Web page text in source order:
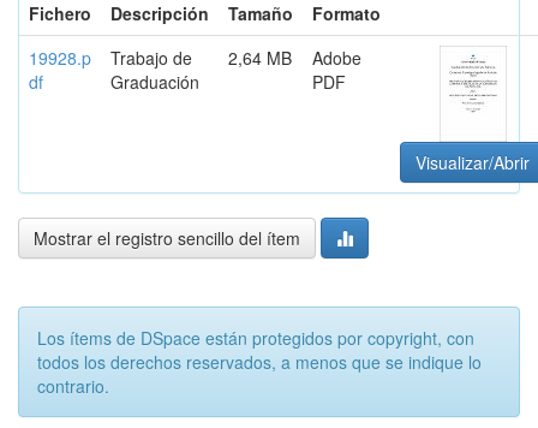
Fichero
Descripción Tamaño
Formato
19928.p
df
Trabajo de
Graduación
2,64 MB
Adobe
PDF
Visualizar/Abrir
Mostrar el registro sencillo del ítem
Los ítems de DSpace están protegidos por copyright, con
todos los derechos reservados, a menos que se indique lo
contrario.